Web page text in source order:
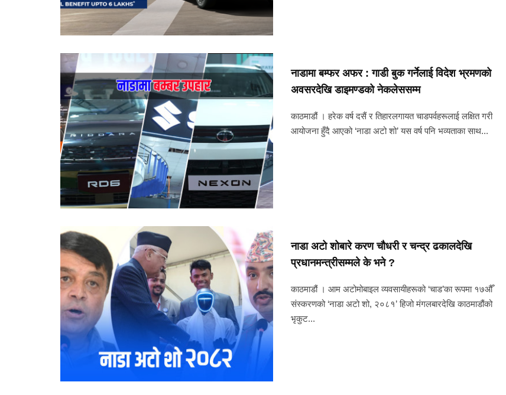
नाडामा बम्फर अफर : गाडी बुक गर्नेलाई विदेश भ्रमणको
अवसरदेखि डाइमण्डको नेकलेससम्म
काठमाडौं । हरेक वर्ष दसैं र तिहारलगायत चाडपर्वहरूलाई लक्षित गरी
आयोजना हुँदै आएको ‘नाडा अटो शो’ यस वर्ष पनि भव्यताका साथ...
नाडा अटो शोबारे करण चौधरी र चन्द्र ढकालदेखि
प्रधानमन्त्रीसम्मले के भने ?
काठमाडौं । आम अटोमोबाइल व्यवसायीहरूको ‘चाड’का रूपमा १७औँ
संस्करणको ‘नाडा अटो शो, २०८१’ हिजो मंगलबारदेखि काठमाडौंको
भृकुट...